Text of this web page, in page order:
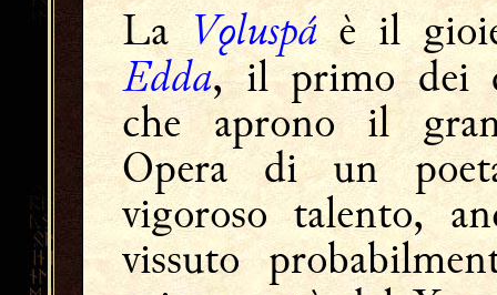
LaVǫluspá è il
Edda, il primo dei
che aprono il
Opera di un
vigoroso talento,
vissuto